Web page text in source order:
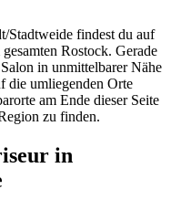
Stadtweide findest du auf
Rostock. Gerade
in unmittelbarer Nähe
die umliegenden Orte
am Ende dieser Seite
zu finden.
in